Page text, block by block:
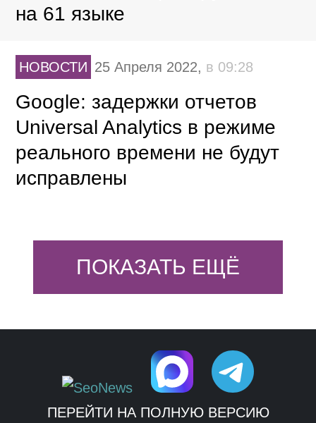
на 61 языке
НОВОСТИ 25 Апреля 2022, в 09:28
Google: задержки отчетов
Universal Analytics в режиме
реального времени не будут
исправлены
ПОКАЗАТЬ ЕЩЁ
ПЕРЕЙТИ НА ПОЛНУЮ ВЕРСИЮ